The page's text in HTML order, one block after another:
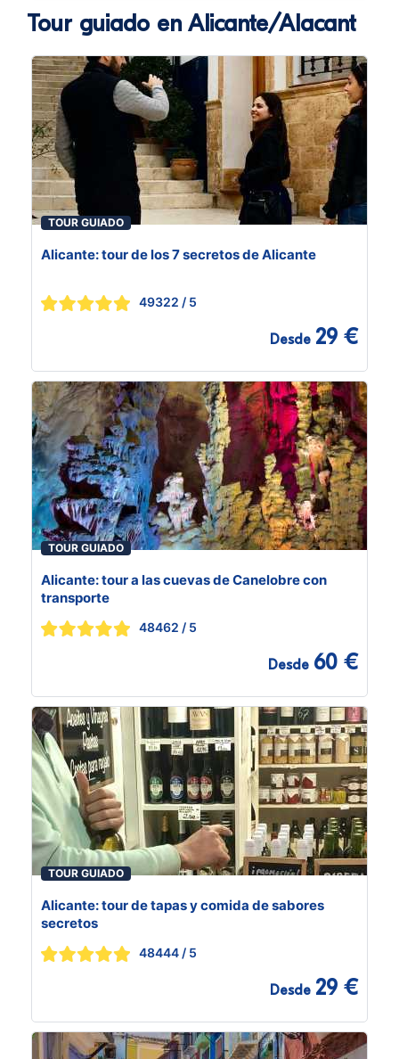
Tour guiado en Alicante/Alacant
TOUR GUIADO
Alicante: tour de los 7 secretos de Alicante
49322 / 5
Desde 29 €
TOUR GUIADO
Alicante: tour a las cuevas de Canelobre con
transporte
48462 / 5
Desde 60 €
TOUR GUIADO
Alicante: tour de tapas y comida de sabores
secretos
48444 / 5
Desde 29 €